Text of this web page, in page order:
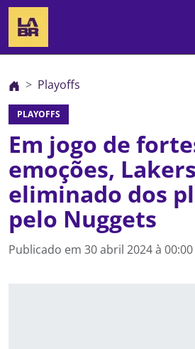
Playoffs
PLAYOFFS
Em jogo de
emoções,
eliminado dos
pelo Nuggets
Publicado em 30 abril 2024 à 00:00